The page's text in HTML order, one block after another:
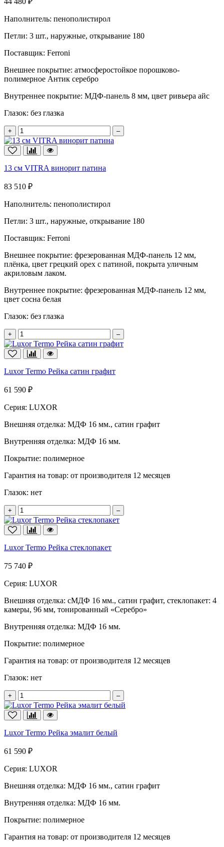
Наполнитель: пенополистирол
Петли: 3 шт., наружные, открывание 180
Поставщик: Ferroni
Внешнее покрытие: атмосферостойкое порошково-
полимерное Антик серебро
Внутреннее покрытие: МДФ-панель 8 мм, цвет ривьера айс
Глазок: без глазка
+ –
13 см VITRA винорит патина
83 510 ₽
Наполнитель: пенополистирол
Петли: 3 шт., наружные, открывание 180
Поставщик: Ferroni
Внешнее покрытие: фрезерованная МДФ-панель 12 мм,
плёнка, цвет грецкий орех с патиной, покрыта уличным
акриловым лаком.
Внутреннее покрытие: фрезерованная МДФ-панель 12 мм,
цвет сосна белая
Глазок: без глазка
+ –
Luxor Termo Рейка сатин графит
61 590 ₽
Серия: LUXOR
Внешняя отделка: МДФ 16 мм., сатин графит
Внутренняя отделка: МДФ 16 мм.
Покрытие: полимерное
Гарантия на товар: от производителя 12 месяцев
Глазок: нет
+ –
Luxor Termo Рейка стеклопакет
75 740 ₽
Серия: LUXOR
Внешняя отделка: сМДФ 16 мм., сатин графит, стеклопакет: 4
камеры, 96 мм, тонированный «Серебро»
Внутренняя отделка: МДФ 16 мм.
Покрытие: полимерное
Гарантия на товар: от производителя 12 месяцев
Глазок: нет
+ –
Luxor Termo Рейка эмалит белый
61 590 ₽
Серия: LUXOR
Внешняя отделка: МДФ 16 мм., сатин графит
Внутренняя отделка: МДФ 16 мм.
Покрытие: полимерное
Гарантия на товар: от производителя 12 месяцев